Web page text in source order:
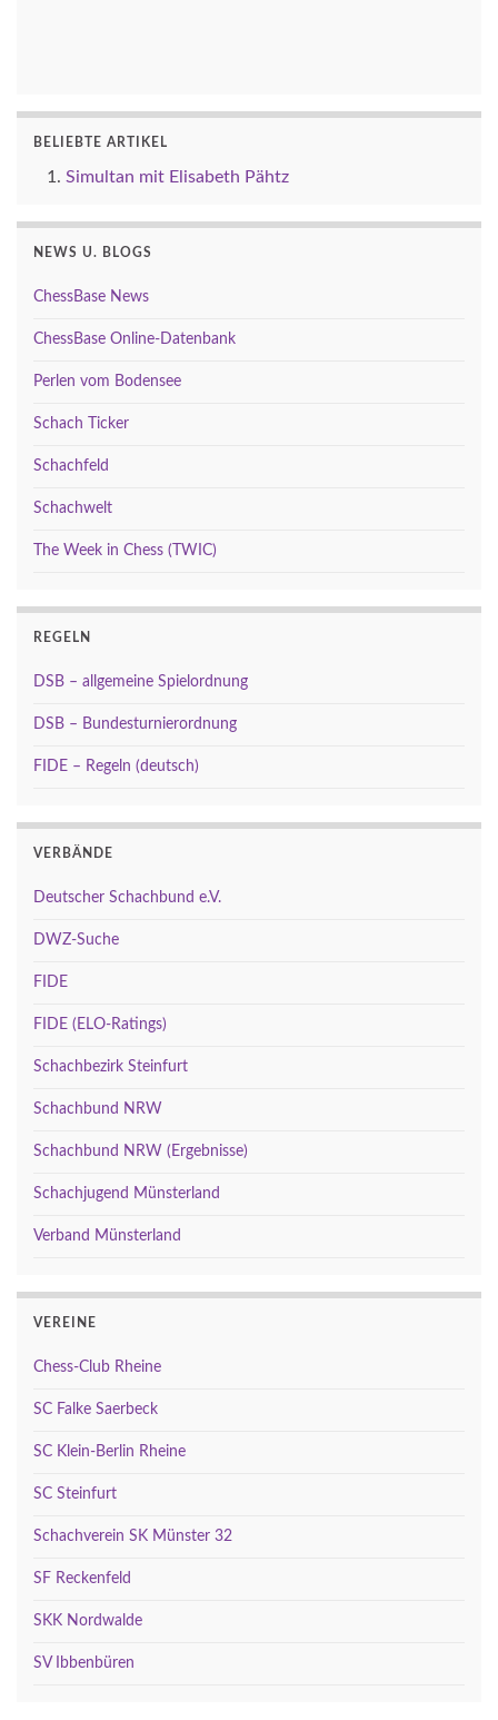
BELIEBTE ARTIKEL
Simultan mit Elisabeth Pähtz
NEWS U. BLOGS
ChessBase News
ChessBase Online-Datenbank
Perlen vom Bodensee
Schach Ticker
Schachfeld
Schachwelt
The Week in Chess (TWIC)
REGELN
DSB – allgemeine Spielordnung
DSB – Bundesturnierordnung
FIDE – Regeln (deutsch)
VERBÄNDE
Deutscher Schachbund e.V.
DWZ-Suche
FIDE
FIDE (ELO-Ratings)
Schachbezirk Steinfurt
Schachbund NRW
Schachbund NRW (Ergebnisse)
Schachjugend Münsterland
Verband Münsterland
VEREINE
Chess-Club Rheine
SC Falke Saerbeck
SC Klein-Berlin Rheine
SC Steinfurt
Schachverein SK Münster 32
SF Reckenfeld
SKK Nordwalde
SV Ibbenbüren